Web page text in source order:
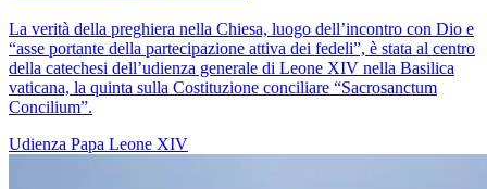
La verità della preghiera nella Chiesa, luogo dell’incontro con Dio e
“asse portante della partecipazione attiva dei fedeli”, è stata al centro
della catechesi dell’udienza generale di Leone XIV nella Basilica
vaticana, la quinta sulla Costituzione conciliare “Sacrosanctum
Concilium”.
Udienza Papa Leone XIV